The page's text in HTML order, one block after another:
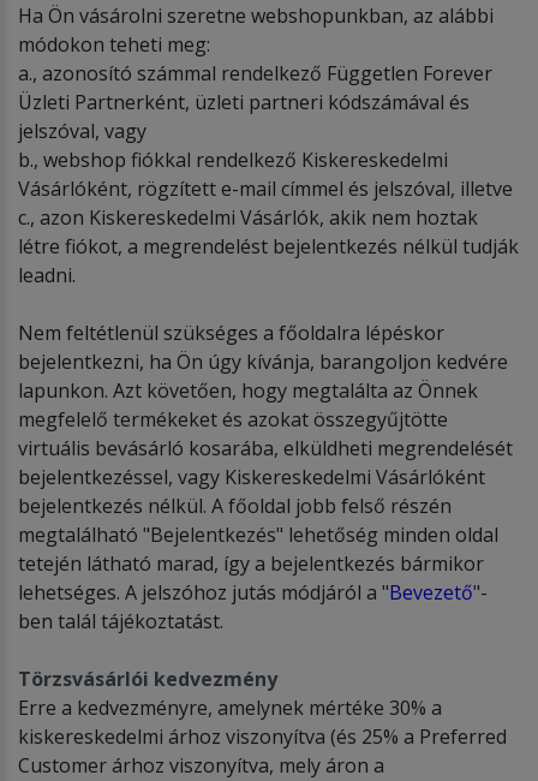
Ha Ön vásárolni szeretne webshopunkban, az alábbi
módokon teheti meg:
a., azonosító számmal rendelkező Független Forever
Üzleti Partnerként, üzleti partneri kódszámával és
jelszóval, vagy
b., webshop fiókkal rendelkező Kiskereskedelmi
Vásárlóként, rögzített e-mail címmel és jelszóval, illetve
c., azon Kiskereskedelmi Vásárlók, akik nem hoztak
létre fiókot, a megrendelést bejelentkezés nélkül tudják
leadni.
Nem feltétlenül szükséges a főoldalra lépéskor
bejelentkezni, ha Ön úgy kívánja, barangoljon kedvére
lapunkon. Azt követően, hogy megtalálta az Önnek
megfelelő termékeket és azokat összegyűjtötte
virtuális bevásárló kosarába, elküldheti megrendelését
bejelentkezéssel, vagy Kiskereskedelmi Vásárlóként
bejelentkezés nélkül. A főoldal jobb felső részén
megtalálható "Bejelentkezés" lehetőség minden oldal
tetején látható marad, így a bejelentkezés bármikor
lehetséges. A jelszóhoz jutás módjáról a "Bevezető"-
ben talál tájékoztatást.
Törzsvásárlói kedvezmény
Erre a kedvezményre, amelynek mértéke 30% a
kiskereskedelmi árhoz viszonyítva (és 25% a Preferred
Customer árhoz viszonyítva, mely áron a